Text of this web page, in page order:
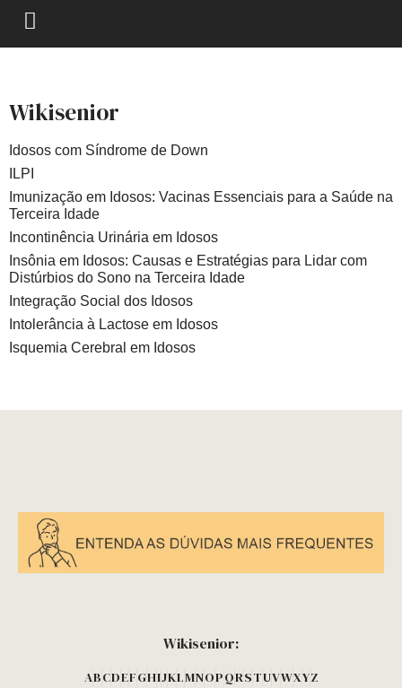
Wikisenior
Idosos com Síndrome de Down
ILPI
Imunização em Idosos: Vacinas Essenciais para a Saúde na
Terceira Idade
Incontinência Urinária em Idosos
Insônia em Idosos: Causas e Estratégias para Lidar com
Distúrbios do Sono na Terceira Idade
Integração Social dos Idosos
Intolerância à Lactose em Idosos
Isquemia Cerebral em Idosos
Wikisenior:
ABCDEFGHIJKLMNOPQRSTUVWXYZ